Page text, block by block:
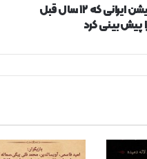
«فرمانروای آب»؛ انیمیشن ایرانی که ۱۲ سال قبل
پیش‌بینی کرد